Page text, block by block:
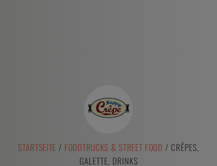
STARTSEITE / FOODTRUCKS & STREET FOOD / CRÊPES,
GALETTE, DRINKS